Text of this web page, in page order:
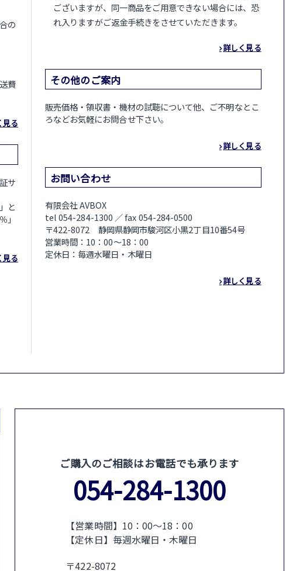
の
費
見る
サ
と
」
見る
ございますが、同一商品をご用意できない場合には、恐
れ入りますがご返金手続きをさせていただきます。
詳しく見る
その他のご案内
販売価格・領収書・機材の試聴について他、ご不明なとこ
ろなどお気軽にお問合せ下さい。
詳しく見る
お問い合わせ
有限会社 AVBOX
tel 054-284-1300 ／ fax 054-284-0500
〒422-8072 静岡県静岡市駿河区小黒2丁目10番54号
営業時間：10：00～18：00
定休日：毎週水曜日・木曜日
詳しく見る
ご購入のご相談はお電話でも承ります
054-284-1300
【営業時間】10：00〜18：00
【定休日】毎週水曜日・木曜日
〒422-8072